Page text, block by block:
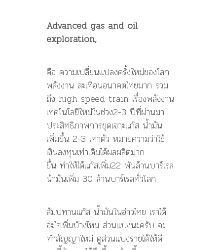
Advanced gas and oil
exploration,
คือ ความเปลี่ยนแปลงครั้งใหม่ของโลก
พลังงาน สะเทือนอนาคตไทยมาก รวม
ถึง high speed train เรื่องพลังงาน
เทคโนโลยีใหม่ในช่วง2-3 ปีที่ผ่านมา
ประสิทธิภาพการขุดเจาะแก๊ส น้ำมัน
เพิ่มขึ้น 2-3 เท่าตัว หมายความว่าใช้
เงินลงทุนเท่าเดิมได้ผลผลิตมาก
ขึ้น ทำให้ได้แก๊สเพิ่ม22 พันล้านบาร์เรล
น้ามันเพิ่ม 30 ล้านบาร์เรลทั่วโลก
สัมปทานแก๊ส น้ำมันในอ่าวไทย เราได้
อะไรเพิ่มบ้างไหม ส่วนแบ่งนะครับ จะ
ทำสัญญาใหม่ ดูส่วนแบ่งรายได้ให้ดี